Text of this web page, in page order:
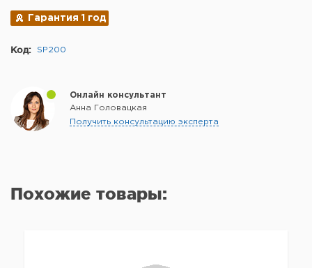
Гарантия 1 год
Код: SP200
Онлайн консультант
Анна Головацкая
Получить консультацию эксперта
Похожие товары: